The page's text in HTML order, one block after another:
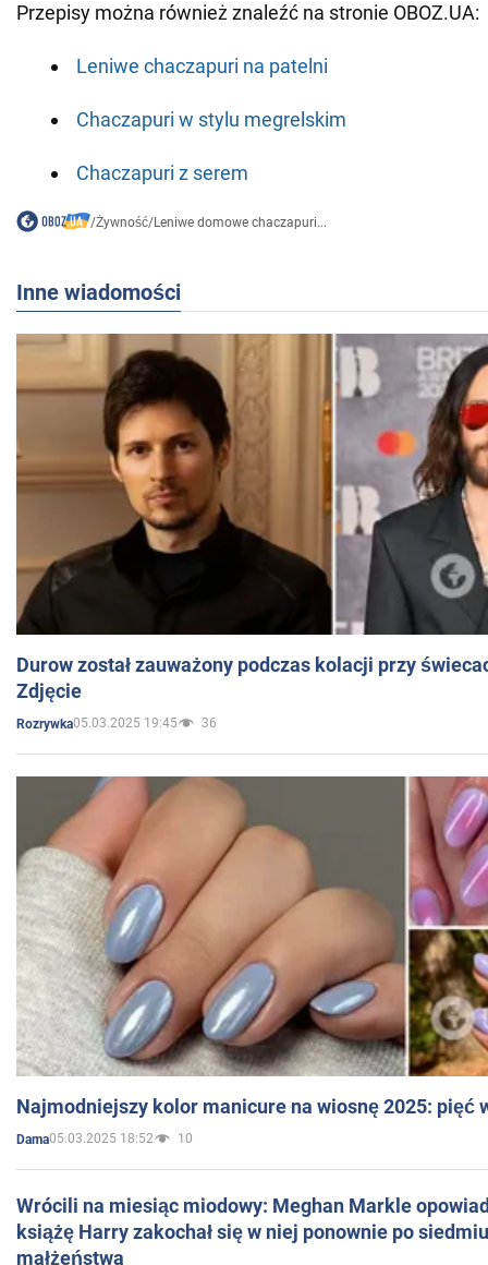
Przepisy można również znaleźć na stronie OBOZ.UA:
Leniwe chaczapuri na patelni
Chaczapuri w stylu megrelskim
Chaczapuri z serem
/Żywność/Leniwe domowe chaczapuri...
Inne wiadomości
Durow został zauważony podczas kolacji przy
Zdjęcie
Rozrywka05.03.2025 19:45 36
Najmodniejszy kolor manicure na wiosnę 2025: pięć
Dama05.03.2025 18:52 10
Wrócili na miesiąc miodowy: Meghan Markle
książę Harry zakochał się w niej ponownie po
małżeństwa